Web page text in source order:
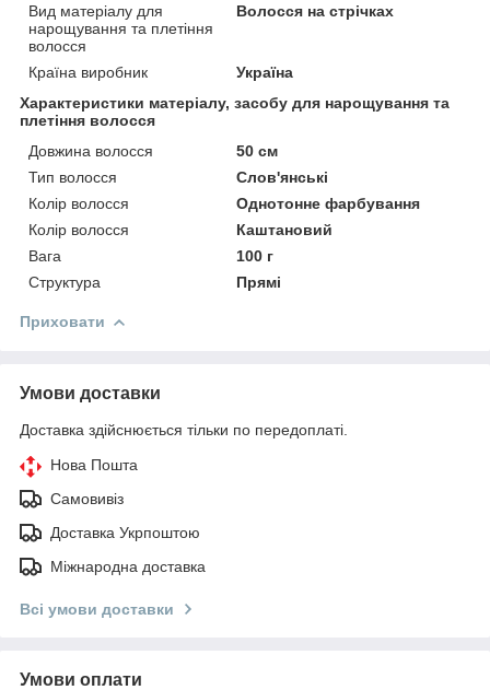
Вид матеріалу для
нарощування та плетіння
волосся
Волосся на стрічках
Країна виробник
Україна
Характеристики матеріалу, засобу для нарощування та
плетіння волосся
Довжина волосся
50 см
Тип волосся
Слов'янські
Колір волосся
Однотонне фарбування
Колір волосся
Каштановий
Вага
100 г
Структура
Прямі
Приховати
Умови доставки
Доставка здійснюється тільки по передоплаті.
Нова Пошта
Самовивіз
Доставка Укрпоштою
Міжнародна доставка
Всі умови доставки
Умови оплати